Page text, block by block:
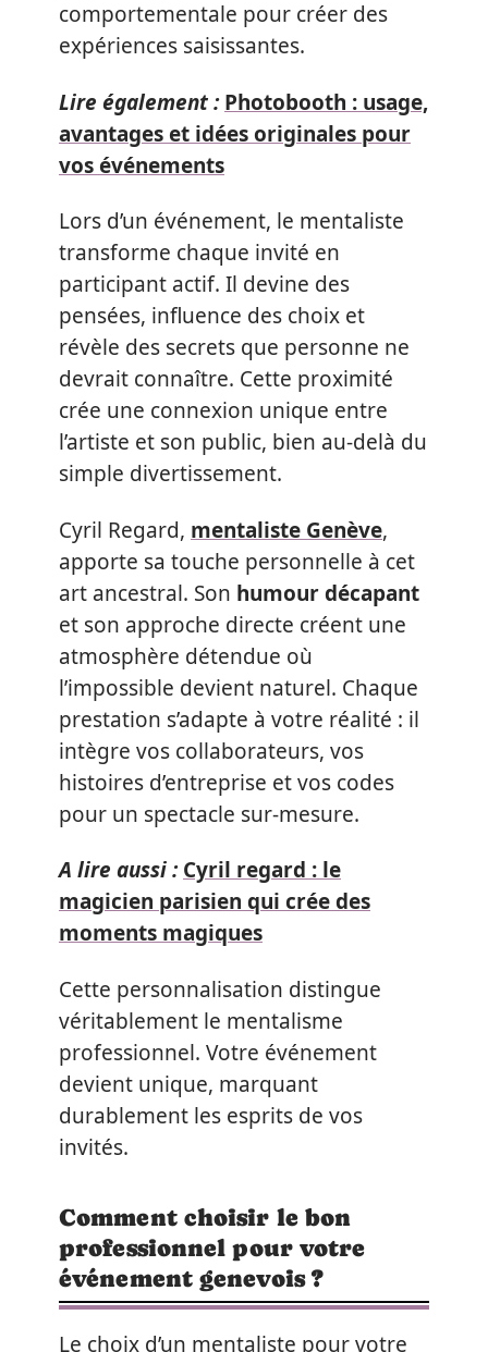
comportementale pour créer des
expériences saisissantes.
Lire également : Photobooth : usage,
avantages et idées originales pour
vos événements
Lors d’un événement, le mentaliste
transforme chaque invité en
participant actif. Il devine des
pensées, influence des choix et
révèle des secrets que personne ne
devrait connaître. Cette proximité
crée une connexion unique entre
l’artiste et son public, bien au-delà du
simple divertissement.
Cyril Regard, mentaliste Genève,
apporte sa touche personnelle à cet
art ancestral. Son humour décapant
et son approche directe créent une
atmosphère détendue où
l’impossible devient naturel. Chaque
prestation s’adapte à votre réalité : il
intègre vos collaborateurs, vos
histoires d’entreprise et vos codes
pour un spectacle sur-mesure.
A lire aussi : Cyril regard : le
magicien parisien qui crée des
moments magiques
Cette personnalisation distingue
véritablement le mentalisme
professionnel. Votre événement
devient unique, marquant
durablement les esprits de vos
invités.
Comment choisir le bon
professionnel pour votre
événement genevois ?
Le choix d’un mentaliste pour votre